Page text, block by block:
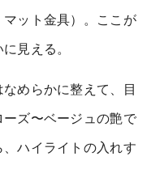
ット金具）。ここが
見える。
めらかに整えて、目
ズ〜ベージュの艶で
ハイライトの入れす